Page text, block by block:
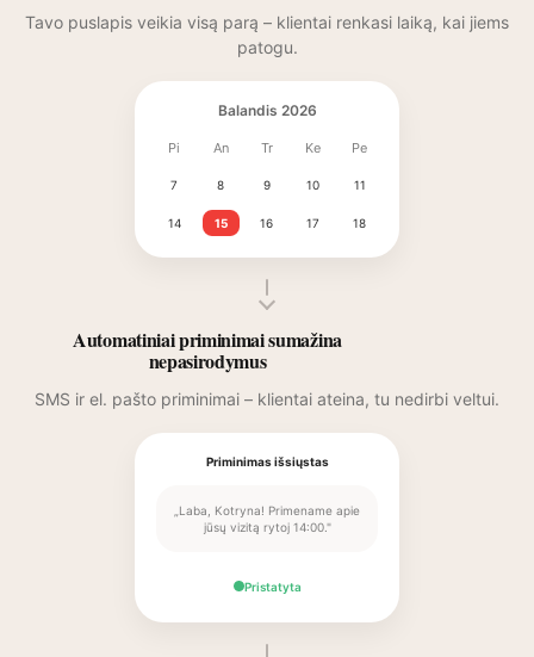
Tavo puslapis veikia visą parą – klientai renkasi laiką, kai jiems
patogu.
Balandis 2026
Pi An Tr Ke Pe
7 8 9 10 11
14 15 16 17 18
Automatiniai priminimai sumažina
nepasirodymus
SMS ir el. pašto priminimai – klientai ateina, tu nedirbi veltui.
Priminimas išsiųstas
„Laba, Kotryna! Primename apie
jūsų vizitą rytoj 14:00."
Pristatyta